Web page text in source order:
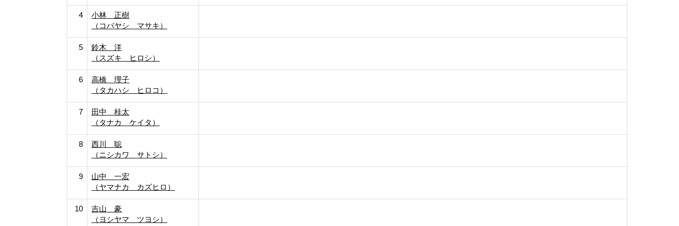
4
小林 正樹
（コバヤシ マサキ）
5
鈴木 洋
（スズキ ヒロシ）
6
高橋 理子
（タカハシ ヒロコ）
7
田中 桂太
（タナカ ケイタ）
8
西川 聡
（ニシカワ サトシ）
9
山中 一宏
（ヤマナカ カズヒロ）
10
吉山 豪
（ヨシヤマ ツヨシ）